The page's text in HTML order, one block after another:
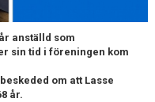
anställd som
sin tid i föreningen kom
om att Lasse
år.